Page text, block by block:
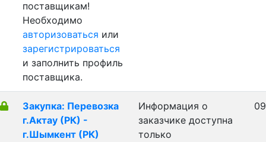
поставщикам!
Необходимо
авторизоваться или
зарегистрироваться
и заполнить профиль
поставщика.
Закупка: Перевозка
г.Актау (РК) -
г.Шымкент (РК)
Информация о
заказчике доступна
только